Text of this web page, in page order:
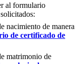
al formulario
nacimiento de manera
de certificado de
matrimonio de